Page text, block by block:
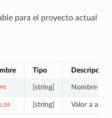
para el proyecto actual
Tipo Descripción
[string] Nombre de
[string] Valor a